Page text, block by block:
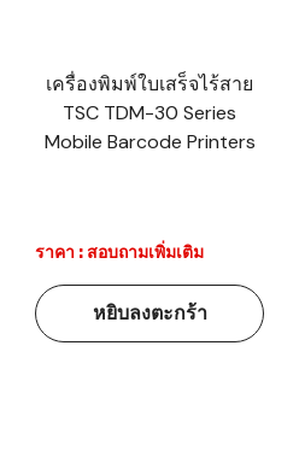
เครื่องพิมพ์ใบเสร็จไร้สาย
TSC TDM-30 Series
Mobile Barcode Printers
ราคา : สอบถามเพิ่มเติม
หยิบลงตะกร้า